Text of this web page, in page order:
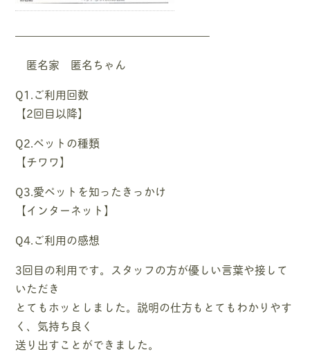
—————————————————–
匿名家 匿名ちゃん
Q1.ご利用回数
【2回目以降】
Q2.ペットの種類
【チワワ】
Q3.愛ペットを知ったきっかけ
【インターネット】
Q4.ご利用の感想
3回目の利用です。スタッフの方が優しい言葉や接して
いただき
とてもホッとしました。説明の仕方もとてもわかりやす
く、気持ち良く
送り出すことができました。